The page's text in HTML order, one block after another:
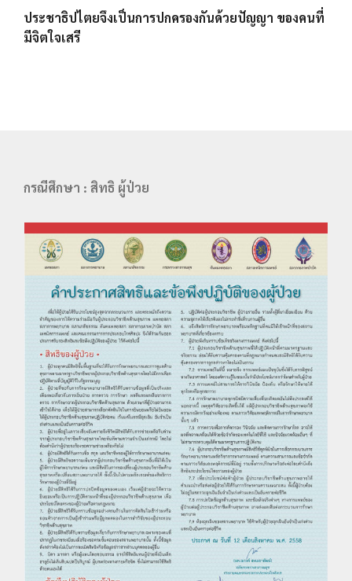
ประชาธิปไตยจึงเป็นการปกครองกันด้วยปัญญา ของคนที่
มีจิตใจเสรี
กรณีศึกษา : สิทธิ ผู้ป่วย